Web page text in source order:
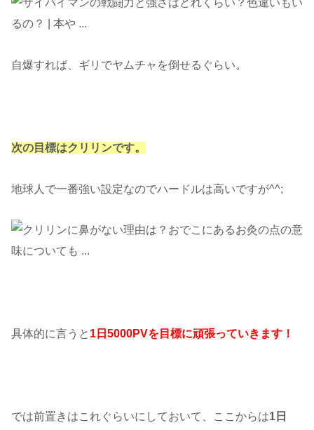
自爆すれば、ギリでヤムチャを倒せるぐらい。
次の目標はクリリンです。
地球人で一番強い設定なのでハードルは高いですが^^;
具体的に言うと 1日5000PVを目標に頑張っていきます！
では前置きはこれぐらいにしておいて、ここからは1日